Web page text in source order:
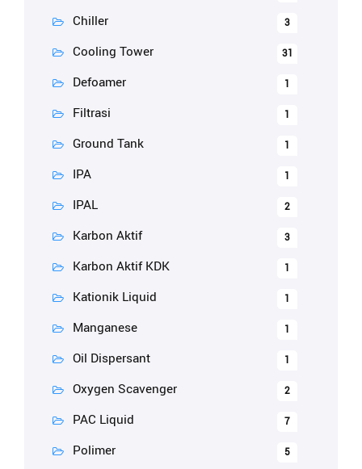
Chiller 3
Cooling Tower 31
Defoamer 1
Filtrasi 1
Ground Tank 1
IPA 1
IPAL 2
Karbon Aktif 3
Karbon Aktif KDK 1
Kationik Liquid 1
Manganese 1
Oil Dispersant 1
Oxygen Scavenger 2
PAC Liquid 7
Polimer 5